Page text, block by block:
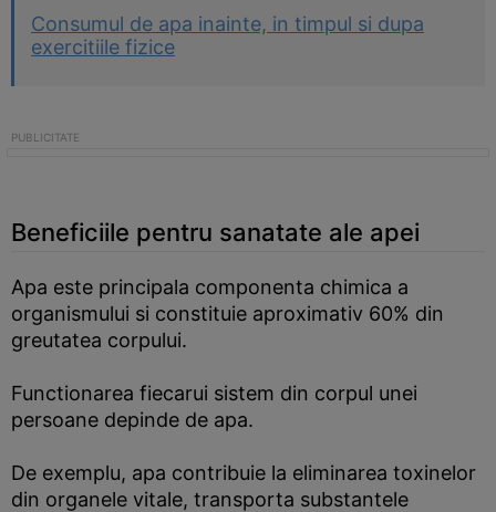
Consumul de apa inainte, in timpul si dupa
exercitiile fizice
Beneficiile pentru sanatate ale apei
Apa este principala componenta chimica a
organismului si constituie aproximativ 60% din
greutatea corpului.
Functionarea fiecarui sistem din corpul unei
persoane depinde de apa.
De exemplu, apa contribuie la eliminarea toxinelor
din organele vitale, transporta substantele